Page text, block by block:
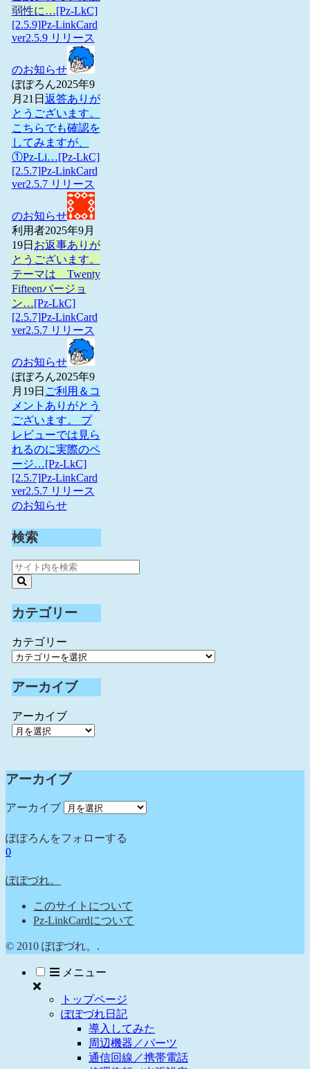
弱性に…[Pz-LkC]
[2.5.9]Pz-LinkCard
ver2.5.9 リリース
のお知らせ
ぽぽろん2025年9
月21日 返答ありが
とうございます。
こちらでも確認を
してみますが、
①Pz-Li…[Pz-LkC]
[2.5.7]Pz-LinkCard
ver2.5.7 リリース
のお知らせ
利用者2025年9月
19日 お返事ありが
とうございます。
テーマは Twenty
Fifteenバージョ
ン…[Pz-LkC]
[2.5.7]Pz-LinkCard
ver2.5.7 リリース
のお知らせ
ぽぽろん2025年9
月19日 ご利用＆コ
メントありがとう
ございます。 プ
レビューでは見ら
れるのに実際のペ
ージ…[Pz-LkC]
[2.5.7]Pz-LinkCard
ver2.5.7 リリース
のお知らせ
検索
カテゴリー
カテゴリー
アーカイブ
アーカイブ
アーカイブ
アーカイブ
ぽぽろんをフォローする
0
ぽぽづれ。
このサイトについて
Pz-LinkCardについて
© 2010 ぽぽづれ。.
メニュー
トップページ
ぽぽづれ日記
導入してみた
周辺機器／パーツ
通信回線／携帯電話